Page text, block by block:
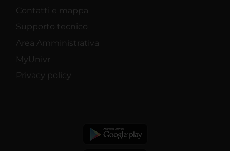
Contatti e mappa
Supporto tecnico
Area Amministrativa
MyUnivr
Privacy policy